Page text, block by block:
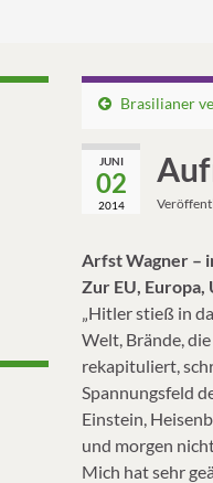
Brasilianer
JUNI
02
2014
Arfst Wagner –
Zur EU,
„Hitler stieß in
Welt, Brände,
rekapituliert,
Spannungsfeld
Einstein,
und morgen
Mich hat sehr